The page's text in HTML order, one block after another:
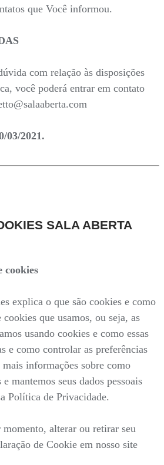
que Você informou.
com relação às disposições
você poderá entrar em contato
03/2021.
SALA ABERTA
cookies
explica o que são cookies e como
que usamos, ou seja, as
usando cookies e como essas
e como controlar as preferências
informações sobre como
mantemos seus dados pessoais
Política de Privacidade.
momento, alterar ou retirar seu
de Cookie em nosso site